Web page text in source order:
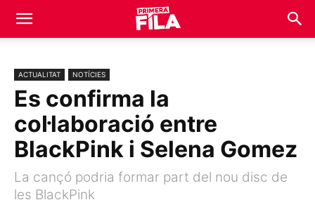
ACTUALITAT NOTÍCIES
Es confirma la
col·laboració entre
BlackPink i Selena Gomez
La cançó podria formar part del nou disc de
les BlackPink